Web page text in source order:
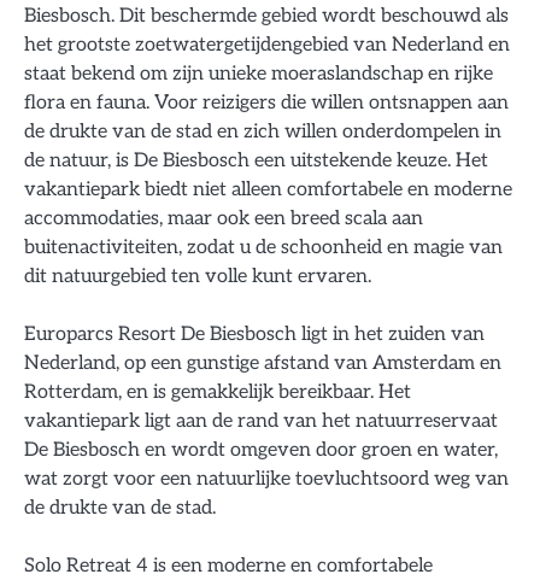
Biesbosch. Dit beschermde gebied wordt beschouwd als
het grootste zoetwatergetijdengebied van Nederland en
staat bekend om zijn unieke moeraslandschap en rijke
flora en fauna. Voor reizigers die willen ontsnappen aan
de drukte van de stad en zich willen onderdompelen in
de natuur, is De Biesbosch een uitstekende keuze. Het
vakantiepark biedt niet alleen comfortabele en moderne
accommodaties, maar ook een breed scala aan
buitenactiviteiten, zodat u de schoonheid en magie van
dit natuurgebied ten volle kunt ervaren.
Europarcs Resort De Biesbosch ligt in het zuiden van
Nederland, op een gunstige afstand van Amsterdam en
Rotterdam, en is gemakkelijk bereikbaar. Het
vakantiepark ligt aan de rand van het natuurreservaat
De Biesbosch en wordt omgeven door groen en water,
wat zorgt voor een natuurlijke toevluchtsoord weg van
de drukte van de stad.
Solo Retreat 4 is een moderne en comfortabele